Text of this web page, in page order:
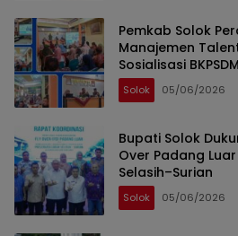
Pemkab Solok
Manajemen
Sosialisasi BKPSDM
Solok 05/06/2026
Bupati Solok
Over Padang
Selasih–Surian
Solok 05/06/2026